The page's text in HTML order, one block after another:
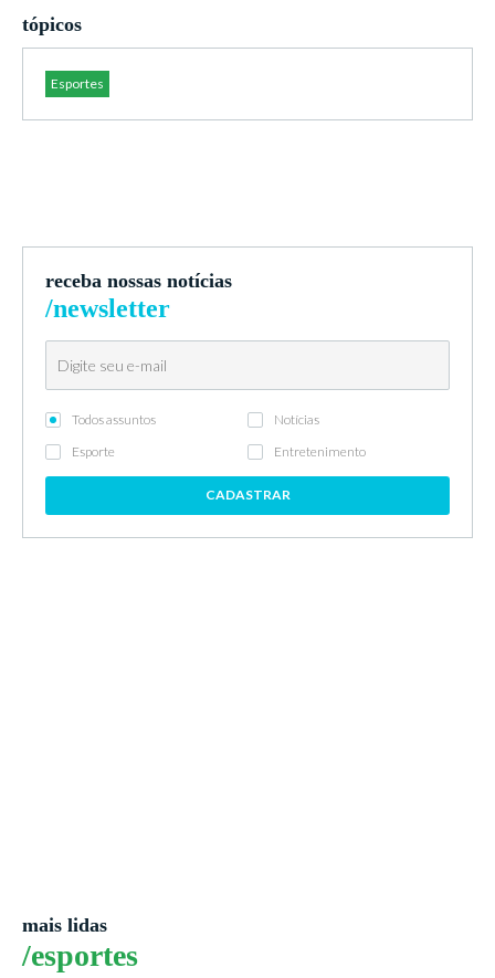
tópicos
Esportes
receba nossas notícias
/newsletter
Todos assuntos
Notícias
Esporte
Entretenimento
CADASTRAR
mais lidas
/esportes